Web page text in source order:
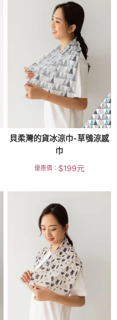
貝柔灣的貨冰涼巾-草鴞涼感
巾
優惠價： $199元